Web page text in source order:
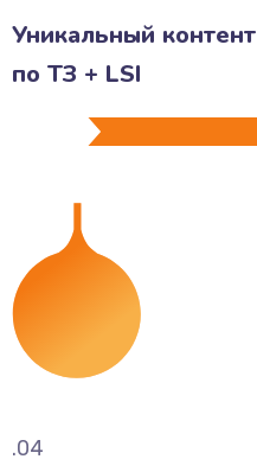
Уникальный контент
по ТЗ + LSI
.04